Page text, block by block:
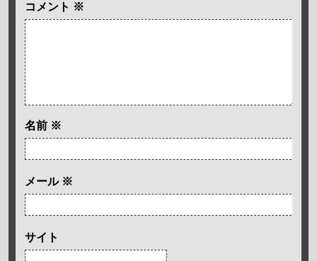
コメント ※
名前 ※
メール ※
サイト